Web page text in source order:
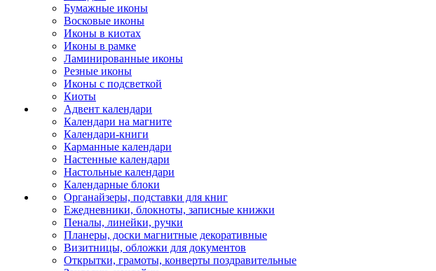
Бумажные иконы
Восковые иконы
Иконы в киотах
Иконы в рамке
Ламинированные иконы
Резные иконы
Иконы с подсветкой
Киоты
Адвент календари
Календари на магните
Календари-книги
Карманные календари
Настенные календари
Настольные календари
Календарные блоки
Органайзеры, подставки для книг
Ежедневники, блокноты, записные книжки
Пеналы, линейки, ручки
Планеры, доски магнитные декоративные
Визитницы, обложки для документов
Открытки, грамоты, конверты поздравительные